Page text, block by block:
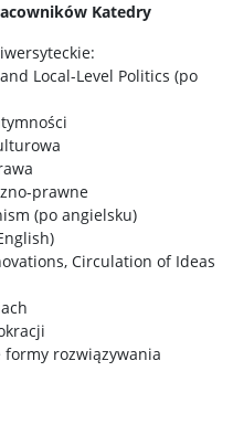
Katedry
Local-Level Politics (po
prawne
(po angielsku)
Circulation of Ideas
rozwiązywania